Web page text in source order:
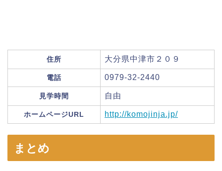
住所 大分県中津市２０９
電話 0979-32-2440
見学時間 自由
ホームページURL http://komojinja.jp/
まとめ